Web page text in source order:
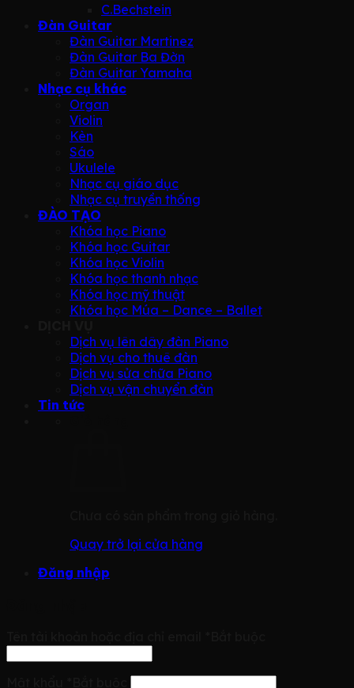
C.Bechstein
Đàn Guitar
Đàn Guitar Martinez
Đàn Guitar Ba Đờn
Đàn Guitar Yamaha
Nhạc cụ khác
Organ
Violin
Kèn
Sáo
Ukulele
Nhạc cụ giáo dục
Nhạc cụ truyền thống
ĐÀO TẠO
Khóa học Piano
Khóa học Guitar
Khóa học Violin
Khóa học thanh nhạc
Khóa học mỹ thuật
Khóa học Múa – Dance – Ballet
Dịch vụ lên dây đàn Piano
Dịch vụ cho thuê đàn
Dịch vụ sửa chữa Piano
Dịch vụ vận chuyển đàn
Tin tức
Quay trở lại cửa hàng
Đăng nhập